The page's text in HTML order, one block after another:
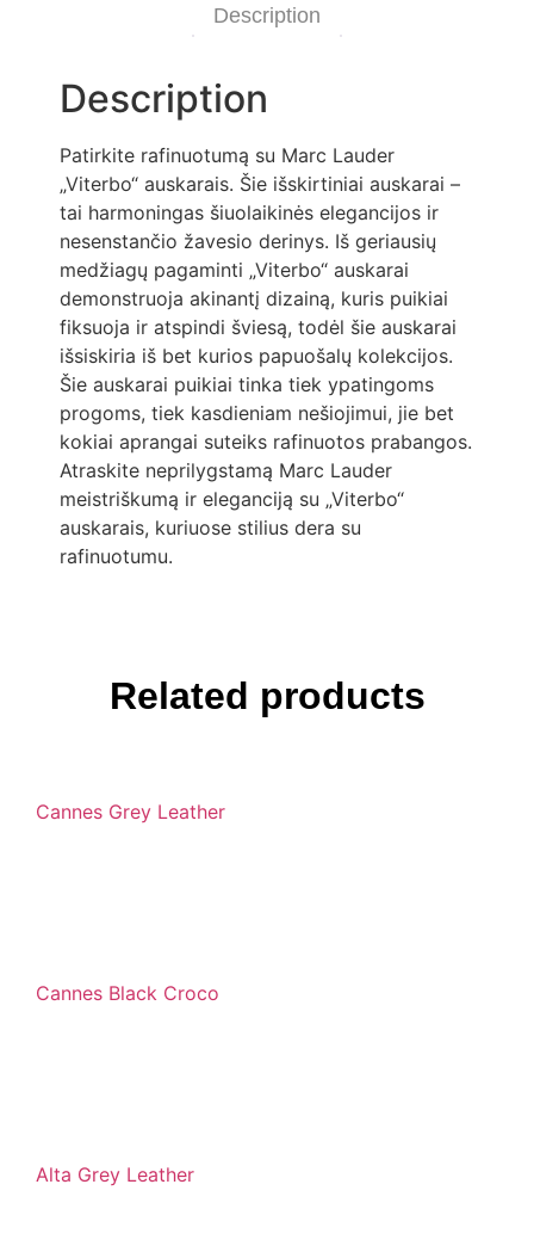
Description
Description
Patirkite rafinuotumą su Marc Lauder
„Viterbo“ auskarais. Šie išskirtiniai auskarai –
tai harmoningas šiuolaikinės elegancijos ir
nesenstančio žavesio derinys. Iš geriausių
medžiagų pagaminti „Viterbo“ auskarai
demonstruoja akinantį dizainą, kuris puikiai
fiksuoja ir atspindi šviesą, todėl šie auskarai
išsiskiria iš bet kurios papuošalų kolekcijos.
Šie auskarai puikiai tinka tiek ypatingoms
progoms, tiek kasdieniam nešiojimui, jie bet
kokiai aprangai suteiks rafinuotos prabangos.
Atraskite neprilygstamą Marc Lauder
meistriškumą ir eleganciją su „Viterbo“
auskarais, kuriuose stilius dera su
rafinuotumu.
Related products
Cannes Grey Leather
Cannes Black Croco
Alta Grey Leather